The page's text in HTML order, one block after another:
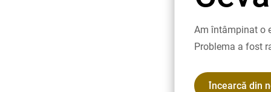
Am întâmpinat o
Problema a fost
Încearcă din